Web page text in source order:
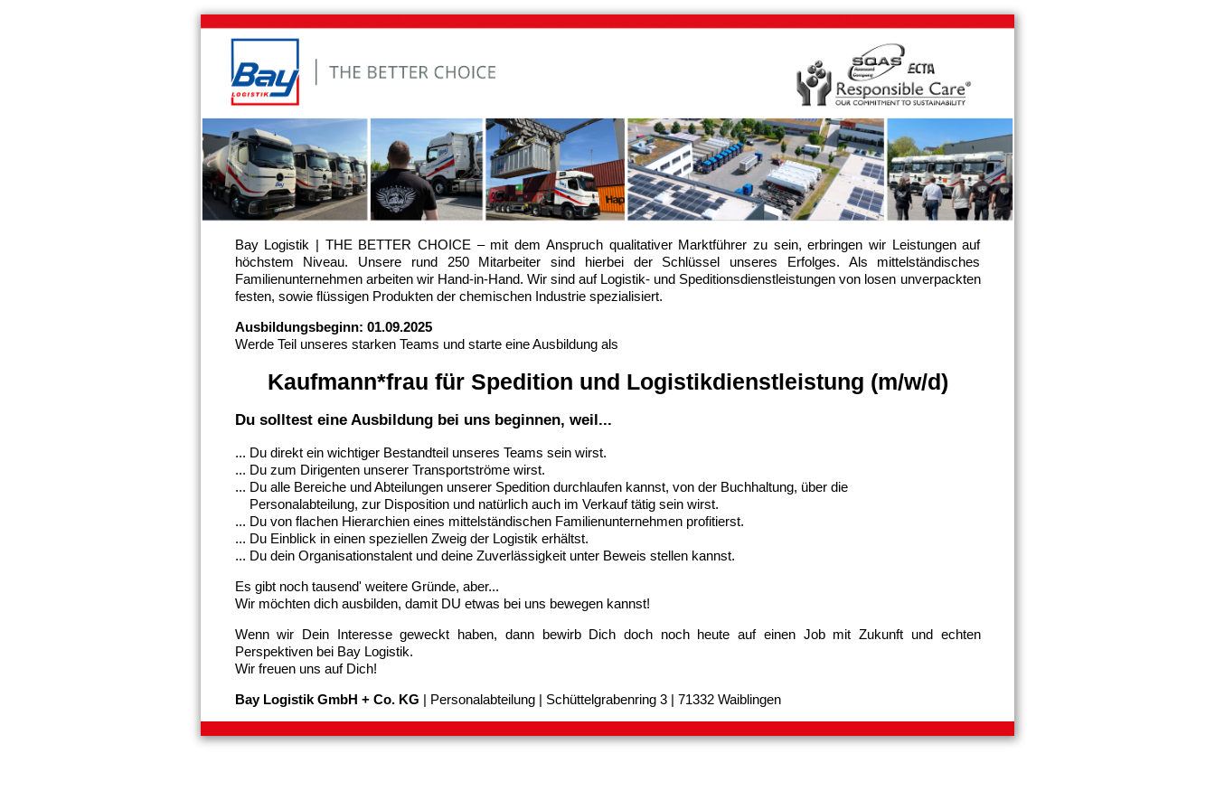
Bay Logistik | THE BETTER CHOICE – mit dem Anspruch qualitativer Marktführer zu sein, erbringen wir Leistungen auf
höchstem Niveau. Unsere rund 250 Mitarbeiter sind hierbei der Schlüssel unseres Erfolges. Als mittelständisches
Familienunternehmen arbeiten wir Hand-in-Hand. Wir sind auf Logistik- und Speditionsdienstleistungen von losen unverpackten
festen, sowie flüssigen Produkten der chemischen Industrie spezialisiert.
Ausbildungsbeginn: 01.09.2025
Werde Teil unseres starken Teams und starte eine Ausbildung als
Kaufmann*frau für Spedition und Logistikdienstleistung (m/w/d)
Du solltest eine Ausbildung bei uns beginnen, weil...
... Du direkt ein wichtiger Bestandteil unseres Teams sein wirst.
... Du zum Dirigenten unserer Transportströme wirst.
... Du alle Bereiche und Abteilungen unserer Spedition durchlaufen kannst, von der Buchhaltung, über die
Personalabteilung, zur Disposition und natürlich auch im Verkauf tätig sein wirst.
... Du von flachen Hierarchien eines mittelständischen Familienunternehmen profitierst.
... Du Einblick in einen speziellen Zweig der Logistik erhältst.
... Du dein Organisationstalent und deine Zuverlässigkeit unter Beweis stellen kannst.
Es gibt noch tausend' weitere Gründe, aber...
Wir möchten dich ausbilden, damit DU etwas bei uns bewegen kannst!
Wenn wir Dein Interesse geweckt haben, dann bewirb Dich doch noch heute auf einen Job mit Zukunft und echten
Perspektiven bei Bay Logistik.
Wir freuen uns auf Dich!
Bay Logistik GmbH + Co. KG | Personalabteilung | Schüttelgrabenring 3 | 71332 Waiblingen